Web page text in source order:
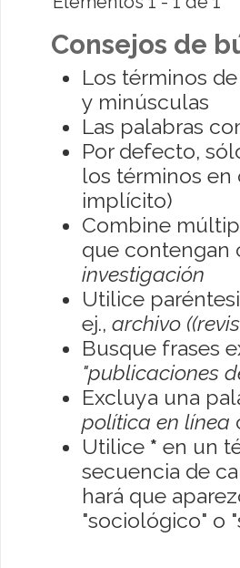
Consejos de
Los términos
y minúsculas
Las palabras
Por defecto,
los términos en
implícito)
Combine
que contengan
investigación
Utilice
ej., archivo
Busque frases
"publicaciones
Excluya una
política en línea
Utilice * en un
secuencia de
hará que
"sociológico" o